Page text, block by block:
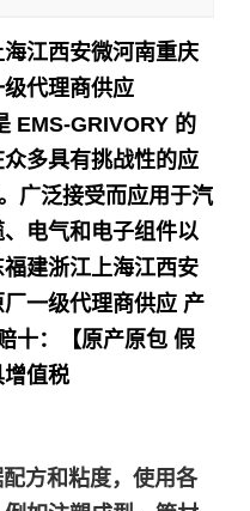
江西安微河南重庆
代理商供应
EMS-GRIVORY 的
多具有挑战性的应
广泛接受而应用于汽
电气和电子组件以
福建浙江上海江西安
一级代理商供应 产
十：【原产原包 假
值税
方和粘度，使用各